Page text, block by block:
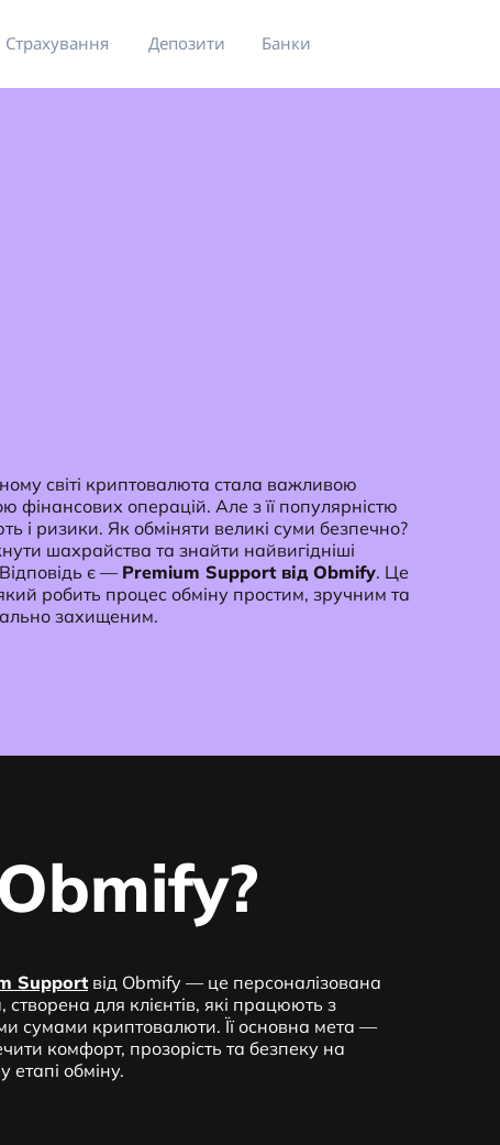
Страхування Депозити Банки
світі криптовалюта стала важливою
фінансових операцій. Але з її популярністю
і ризики. Як обміняти великі суми безпечно?
шахрайства та знайти найвигідніші
є — Premium Support від Obmify. Це
робить процес обміну простим, зручним та
захищеним.
Support від Obmify — це персоналізована
створена для клієнтів, які працюють з
сумами криптовалюти. Її основна мета —
комфорт, прозорість та безпеку на
етапі обміну.